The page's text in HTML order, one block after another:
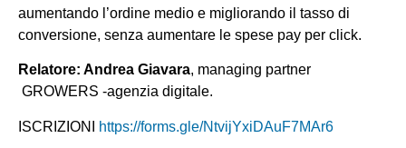
aumentando l’ordine medio e migliorando il tasso di
conversione, senza aumentare le spese pay per click.
Relatore: Andrea Giavara, managing partner
GROWERS -agenzia digitale.
ISCRIZIONI https://forms.gle/NtvijYxiDAuF7MAr6